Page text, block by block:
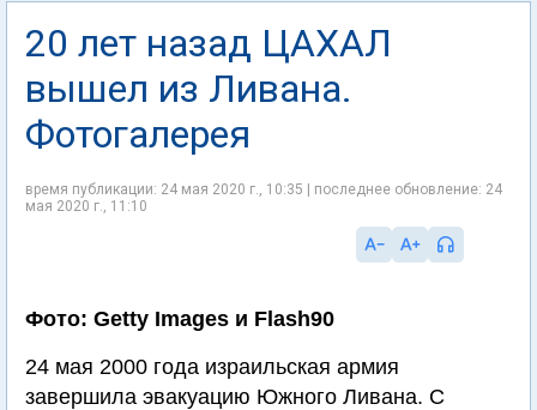
20 лет назад ЦАХАЛ
вышел из Ливана.
Фотогалерея
время публикации: 24 мая 2020 г., 10:35 | последнее обновление: 24
мая 2020 г., 11:10
Фото: Getty Images и Flash90
24 мая 2000 года израильская армия
завершила эвакуацию Южного Ливана. С